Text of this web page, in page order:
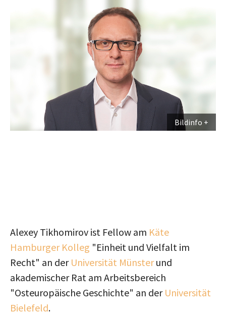
Bildinfo
Alexey Tikhomirov ist Fellow am Käte
Hamburger Kolleg "Einheit und Vielfalt im
Recht" an der Universität Münsterund
akademischer Rat am Arbeitsbereich
"Osteuropäische Geschichte" an der Universität
Bielefeld.